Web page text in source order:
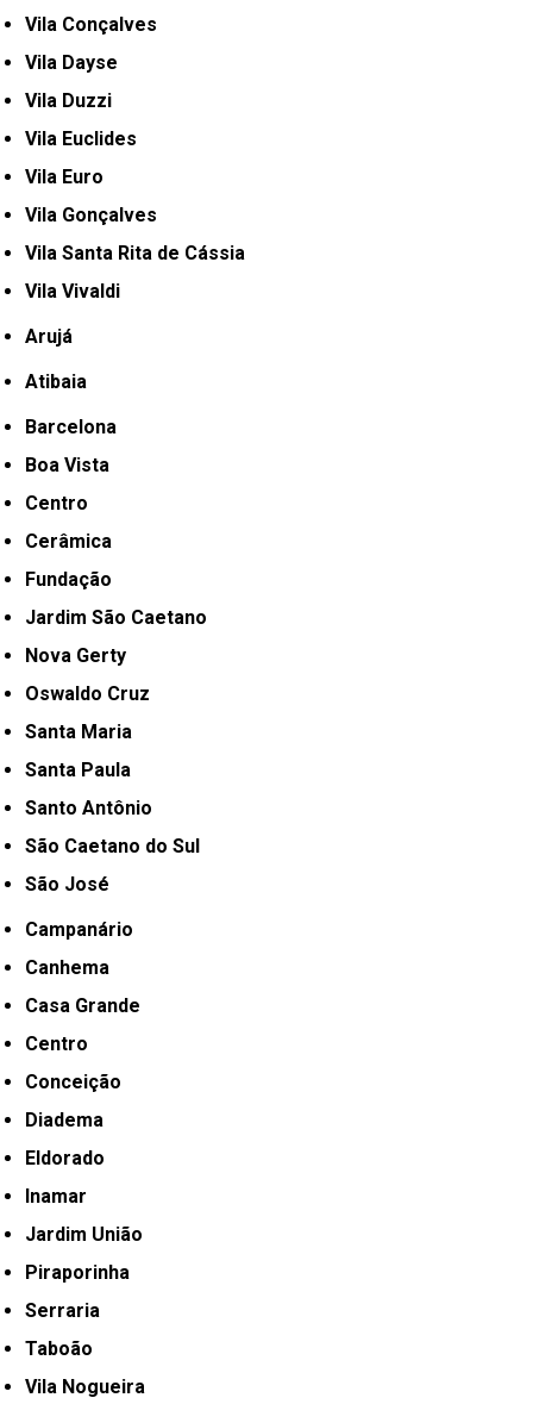
Vila Conçalves
Vila Dayse
Vila Duzzi
Vila Euclides
Vila Euro
Vila Gonçalves
Vila Santa Rita de Cássia
Vila Vivaldi
Arujá
Atibaia
Barcelona
Boa Vista
Centro
Cerâmica
Fundação
Jardim São Caetano
Nova Gerty
Oswaldo Cruz
Santa Maria
Santa Paula
Santo Antônio
São Caetano do Sul
São José
Campanário
Canhema
Casa Grande
Centro
Conceição
Diadema
Eldorado
Inamar
Jardim União
Piraporinha
Serraria
Taboão
Vila Nogueira